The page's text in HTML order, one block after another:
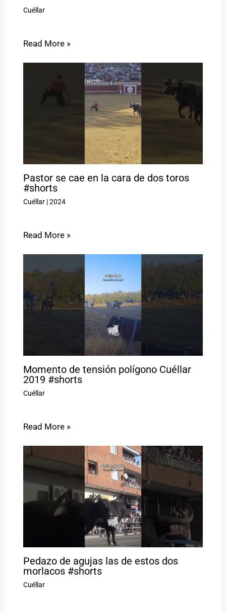
Cuéllar
Read More »
Pastor se cae en la cara de dos toros
#shorts
Cuéllar|2024
Read More »
Momento de tensión polígono Cuéllar
2019 #shorts
Cuéllar
Read More »
Pedazo de agujas las de estos dos
morlacos #shorts
Cuéllar